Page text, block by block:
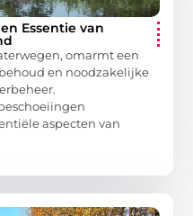
Essentie van
omarmt een
en noodzakelijke
aspecten van